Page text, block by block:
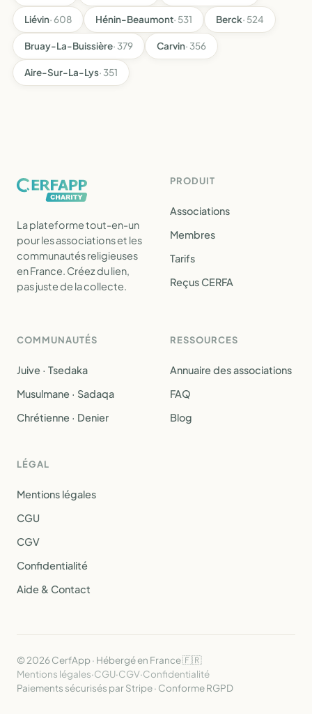
Liévin· 608 Hénin-Beaumont· 531 Berck· 524
Bruay-La-Buissière· 379 Carvin· 356
Aire-Sur-La-Lys· 351
La plateforme tout-en-un
pour les associations et les
communautés religieuses
en France. Créez du lien,
pas juste de la collecte.
PRODUIT
Associations
Membres
Tarifs
Reçus CERFA
COMMUNAUTÉS
Juive · Tsedaka
Musulmane · Sadaqa
Chrétienne · Denier
RESSOURCES
Annuaire des associations
FAQ
Blog
LÉGAL
Mentions légales
CGU
CGV
Confidentialité
Aide & Contact
© 2026 CerfApp · Hébergé en France 🇫🇷
Mentions légales·CGU·CGV·Confidentialité
Paiements sécurisés par Stripe · Conforme RGPD